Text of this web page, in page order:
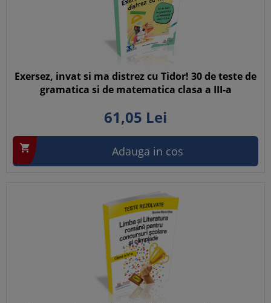
Exersez, invat si ma distrez cu Tidor! 30 de teste de
gramatica si de matematica clasa a III-a
61,05 Lei
 Adauga in cos